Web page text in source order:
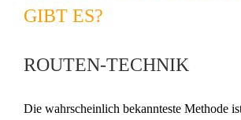
GIBT ES?
ROUTEN-TECHNIK
Die wahrscheinlich bekannteste Methode